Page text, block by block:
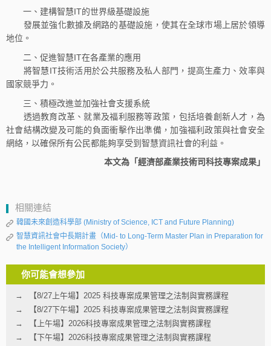
一、建構智慧IT的世界級基礎設施
發展並強化數據及網路的基礎設施，使其在全球市場上居於領導
地位。
二、促進智慧IT在各產業的應用
將智慧IT技術活用於公共服務及私人部門，提高生產力、效率與
國家競爭力。
三、積極改進並加強社會支援系統
透過教育改革、就業及福利服務等政策，包括培養創新人才，為
社會結構改變及可能的負面衝擊作出準備，加強福利政策與社會安全
網絡，以確保所有公民都能夠享受到智慧資訊社會的利益。
本文為「經濟部產業技術司科技專案成果」
相關連結
韓國未來創造科學部 (Ministry of Science, ICT and Future Planning)
智慧資訊社會中長期計畫（Mid- to Long-Term Master Plan in Preparation for
the Intelligent Information Society）
你可能會想參加
【8/27上午場】2025 科技專案成果管理之法制與實務課程
【8/27下午場】2025 科技專案成果管理之法制與實務課程
【上午場】2026科技專案成果管理之法制與實務課程
【下午場】2026科技專案成果管理之法制與實務課程